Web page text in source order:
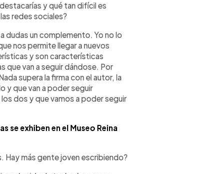
y qué tan difícil es
redes sociales?
dudas un complemento. Yo no lo
nos permite llegar a nuevos
y son características
van a seguir dándose. Por
supera la firma con el autor, la
y que van a poder seguir
dos y que vamos a poder seguir
se exhiben en el Museo Reina
Hay más gente joven escribiendo?